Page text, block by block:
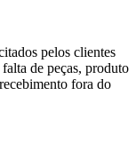
pelos clientes
de peças, produto
fora do